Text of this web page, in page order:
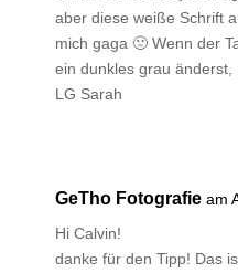
aber diese weiße Schrift
mich gaga 🙁 Wenn der
ein dunkles grau
LG Sarah
GeTho Fotografie am
Hi Calvin!
danke für den Tipp! Das